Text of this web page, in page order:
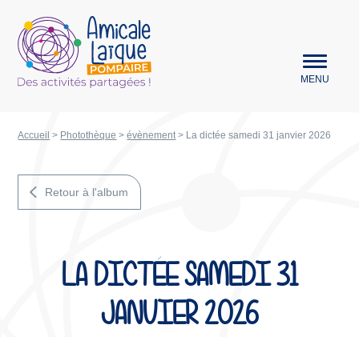
Amicale Laïque Pompaire
MENU
Accueil > Photothèque >évènement> La dictée samedi 31 janvier 2026
Retour à l'album
LA DICTÉE SAMEDI 31
JANVIER 2026